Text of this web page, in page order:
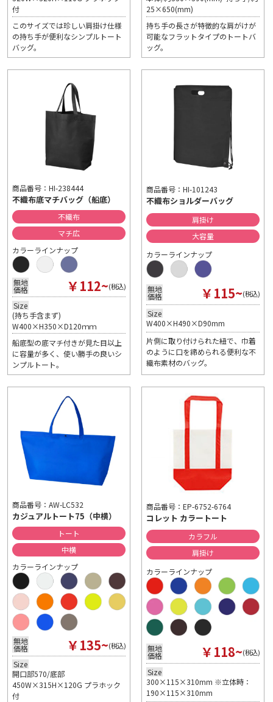
付
このサイズでは珍しい肩掛け仕様
の持ち手が便利なシンプルトート
バッグ。
25×650(mm)
持ち手の長さが特徴的な肩がけが
可能なフラットタイプのトートバ
ッグ。
商品番号：HI-238444
不織布底マチバッグ（船底）
不織布
マチ広
カラーラインナップ
無地
価格 ￥112~(税込)
Size
(持ち手含まず)
W400×H350×D120ｍｍ
船底型の底マチ付きが見た目以上
に容量が多く、使い勝手の良いシ
ンプルトート。
商品番号：HI-101243
不織布ショルダーバッグ
肩掛け
大容量
カラーラインナップ
無地
価格 ￥115~(税込)
Size
W400×H490×D90mm
片側に取り付けられた紐で、巾着
のように口を締められる便利な不
織布素材のバッグ。
商品番号：AW-LC532
カジュアルトート75（中横）
トート
中横
カラーラインナップ
無地
価格 ￥135~(税込)
Size
開口部570/底部
450W×315H×120G プラホック
付
商品番号：EP-6752-6764
コレット カラートート
カラフル
肩掛け
カラーラインナップ
無地
価格 ￥118~(税込)
Size
300×115×310mm ※立体時：
190×115×310mm